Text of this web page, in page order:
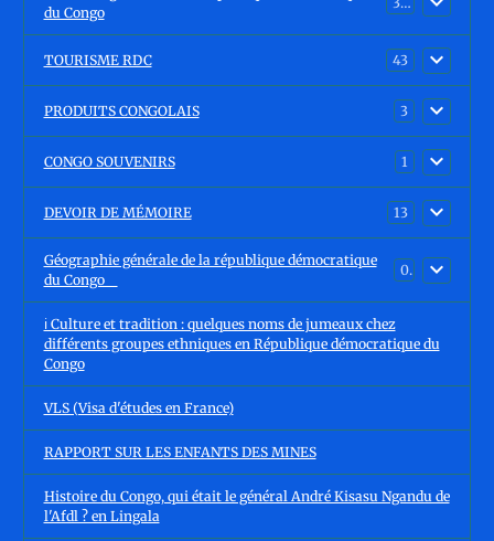
du Congo
TOURISME RDC 43
PRODUITS CONGOLAIS 3
CONGO SOUVENIRS 1
DEVOIR DE MÉMOIRE 13
Géographie générale de la république démocratique
du Congo
0
ℹ️ Culture et tradition : quelques noms de jumeaux chez
différents groupes ethniques en République démocratique du
Congo
VLS (Visa d'études en France)
RAPPORT SUR LES ENFANTS DES MINES
Histoire du Congo, qui était le général André Kisasu Ngandu de
l'Afdl ? en Lingala